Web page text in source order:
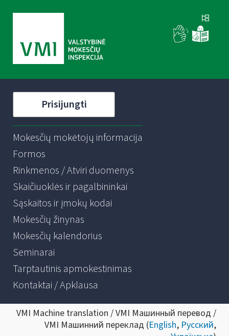
Prisijungti
Mokesčių mokėtojų informacija
Formos
Rinkmenos / Atviri duomenys
Skaičiuoklės ir pagalbininkai
Sąskaitos ir įmokų kodai
Mokesčių žinynas
Mokesčių kalendorius
Seminarai
Tarptautinis apmokestinimas
Kontaktai / Apklausa
VMI Machine translation / VMI Машинный перевод /
VMI Машинний переклад (English, Русский,